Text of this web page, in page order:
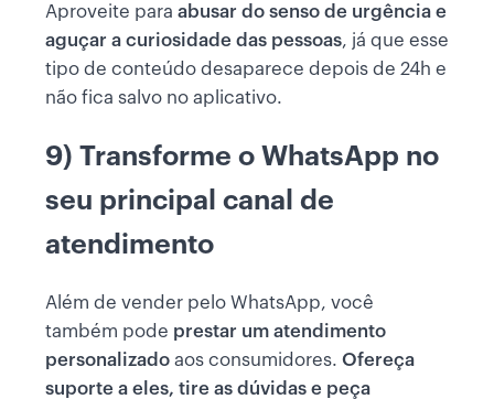
Aproveite para abusar do senso de urgência e
aguçar a curiosidade das pessoas, já que esse
tipo de conteúdo desaparece depois de 24h e
não fica salvo no aplicativo.
9) Transforme o WhatsApp no
seu principal canal de
atendimento
Além de vender pelo WhatsApp, você
também pode prestar um atendimento
personalizado aos consumidores. Ofereça
suporte a eles, tire as dúvidas e peça